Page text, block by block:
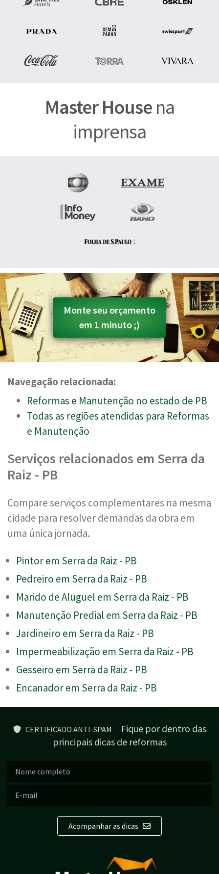
Master Housena
imprensa
Monte seu orçamento
em 1 minuto ;)
Navegação relacionada:
Reformas e Manutenção no estado de PB
Todas as regiões atendidas para Reformas
e Manutenção
Serviços relacionados em Serra da
Raiz - PB
Compare serviços complementares na mesma
cidade para resolver demandas da obra em
uma única jornada.
Pintor em Serra da Raiz - PB
Pedreiro em Serra da Raiz - PB
Marido de Aluguel em Serra da Raiz - PB
Manutenção Predial em Serra da Raiz - PB
Jardineiro em Serra da Raiz - PB
Impermeabilização em Serra da Raiz - PB
Gesseiro em Serra da Raiz - PB
Encanador em Serra da Raiz - PB
CERTIFICADO ANTI-SPAM
Fique por dentro das
principais dicas de reformas
Acompanhar as dicas